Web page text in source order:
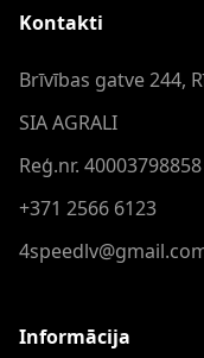
Kontakti
Brīvības gatve 244,
SIA AGRALI
Reģ.nr. 40003798858
+371 2566 6123
Informācija